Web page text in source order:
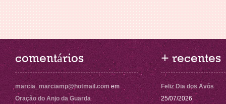
comentários
marcia_marciamp@hotmail.com em
Oração do Anjo da Guarda
+ recentes
Feliz Dia dos Avós
25/07/2026